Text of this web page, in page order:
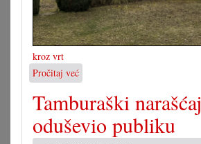
kroz vrt
Pročitaj već
U
svakom
dvoru
orih
Tamburaški narašćaj
oduševio publiku